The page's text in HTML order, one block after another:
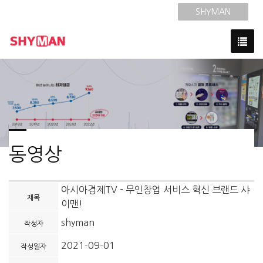
SHYMAN
동영상
제목
아시아경제TV - 무인창업 서비스 혁신 브랜드 샤
이맨!
작성자 shyman
작성일자 2021-09-01